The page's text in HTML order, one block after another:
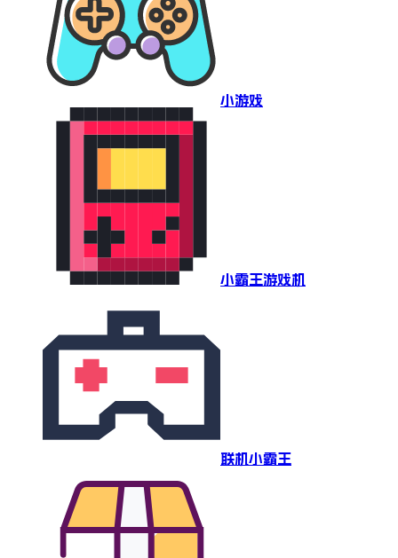
小游戏
小霸王游戏机
联机小霸王